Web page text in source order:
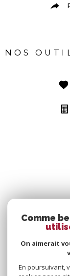
NOS
Comme
On aimerait
En poursuivant,